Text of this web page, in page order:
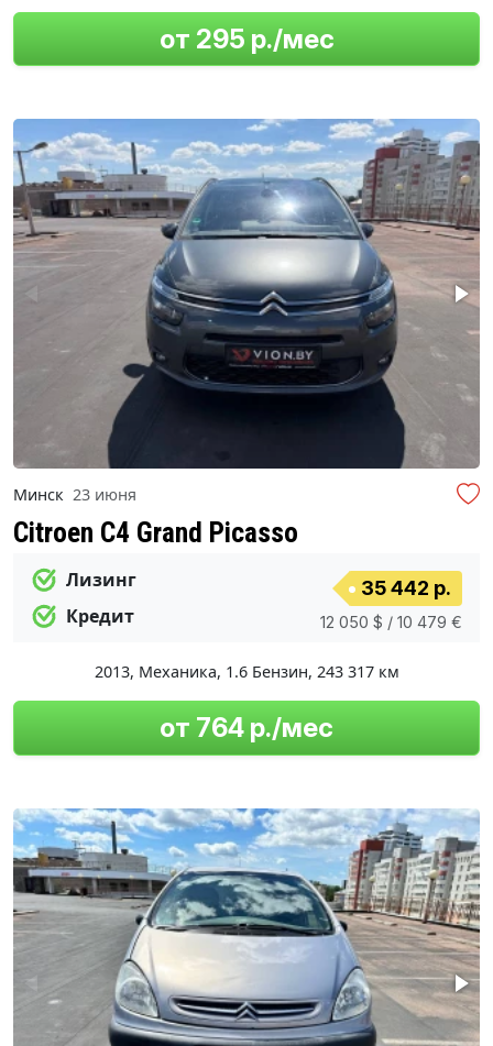
от 295 р./мес
Минск 23 июня
Citroen C4 Grand Picasso
Лизинг
Кредит
35 442 р.
12 050 $ / 10 479 €
2013, Механика, 1.6 Бензин, 243 317 км
от 764 р./мес